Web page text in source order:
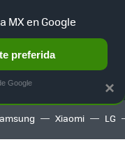
TERRITORIO
Xiaomi LG
×
MX en Google
preferida
Google